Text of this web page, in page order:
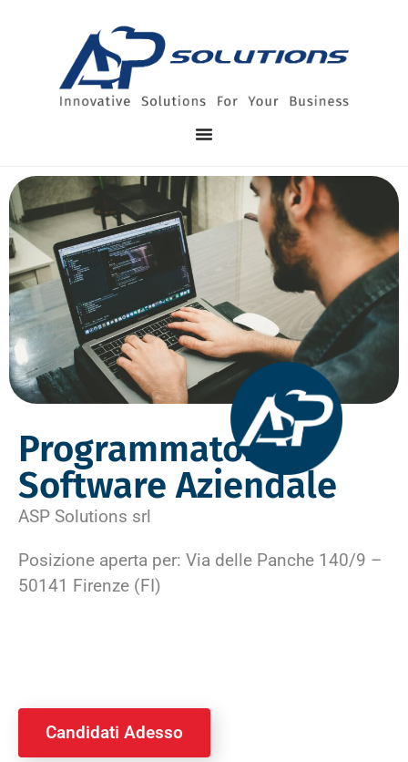
Candidati Adesso
Programmatore
Software Aziendale
ASP Solutions srl
Posizione aperta per: Via delle Panche 140/9 –
50141 Firenze (FI)